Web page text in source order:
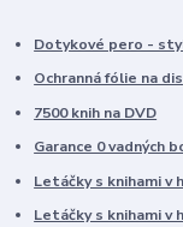
Dotykové pero -
Ochranná fólie na
7500 knih na DVD
Garance 0 vadných
Letáčky s knihami v
Letáčky s knihami v